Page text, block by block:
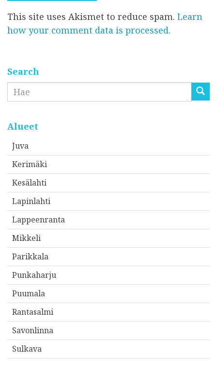
*
i
*
k
ö
p
t
i
o
o
t
e
s
This site uses Akismet to reduce spam. Learn
how your comment data is processed.
Search
Etsi
Alueet
Juva
Kerimäki
Kesälahti
Lapinlahti
Lappeenranta
Mikkeli
Parikkala
Punkaharju
Puumala
Rantasalmi
Savonlinna
Sulkava